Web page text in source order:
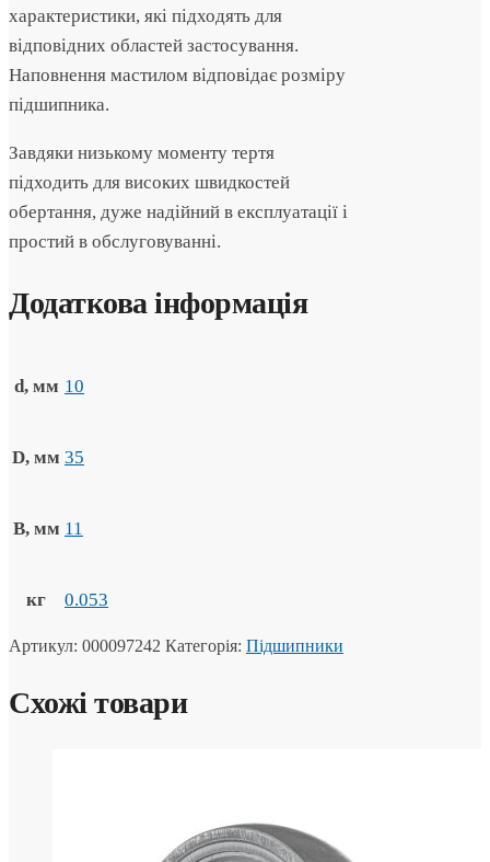
характеристики, які підходять для
відповідних областей застосування.
Наповнення мастилом відповідає розміру
підшипника.
Завдяки низькому моменту тертя
підходить для високих швидкостей
обертання, дуже надійний в експлуатації і
простий в обслуговуванні.
Додаткова інформація
d, мм 10
D, мм 35
B, мм 11
кг 0.053
Артикул: 000097242 Категорія: Підшипники
Схожі товари